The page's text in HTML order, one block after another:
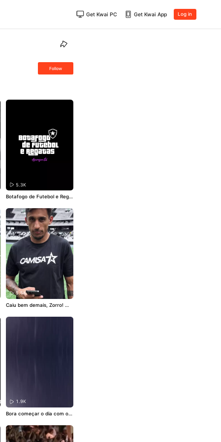
Get Kwai PC Get Kwai App Log in
Follow
5.3K
Botafogo de Futebol e Rega
o do meio-campo alvinegro.
🎮⚽#VamosBOTAFOGO #Bo
tafogo #Futebol #contrataç
ão
5.5K
Caiu bem demais, Zorro! 🔥
fogo #edit #Futebol
1.9K
Bora começar o dia com o â
s do Glorioso! 🔥🚀#VamosB
OTAFOGO #Botafogo #Fute
bol